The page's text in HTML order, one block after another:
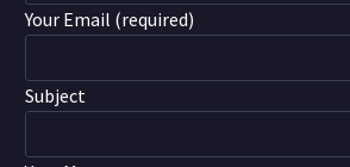
Your Email (required)
Subject